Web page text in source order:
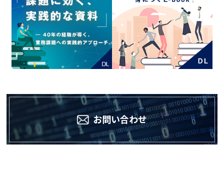
お問い合わせ